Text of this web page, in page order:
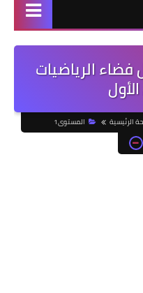
فضاء الرياضيات
الرئيسية المستوى1